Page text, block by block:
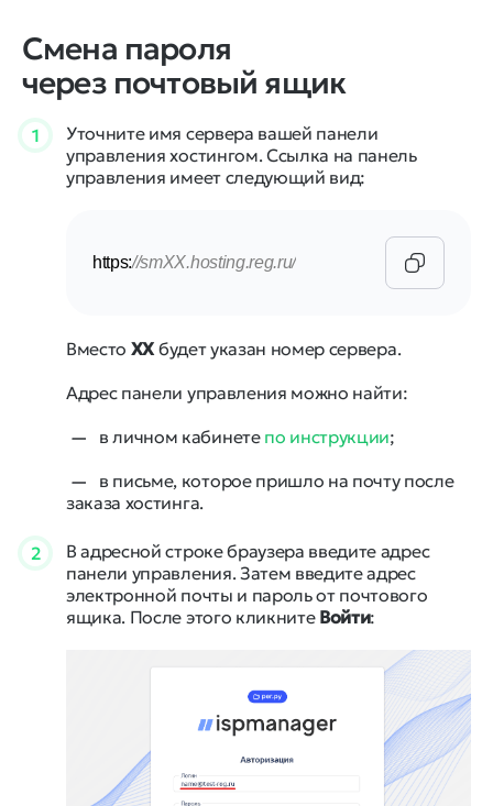
Смена пароля
через почтовый ящик
1
Уточните имя сервера вашей панели
управления хостингом. Ссылка на панель
управления имеет следующий вид:
https://smXX.hosting.reg.ru/
Вместо XX будет указан номер сервера.
Адрес панели управления можно найти:
в личном кабинете по инструкции;
в письме, которое пришло на почту после
заказа хостинга.
2
В адресной строке браузера введите адрес
панели управления. Затем введите адрес
электронной почты и пароль от почтового
ящика. После этого кликните Войти: